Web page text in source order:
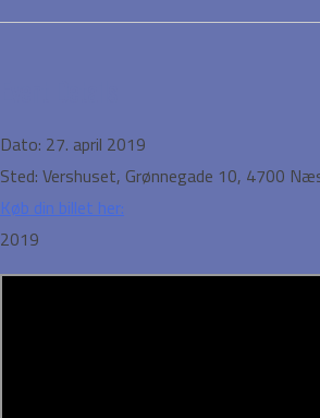
Dato: 27. april 2019
Sted: Vershuset, Grønnegade 10, 4700
Køb din billet her:
2019